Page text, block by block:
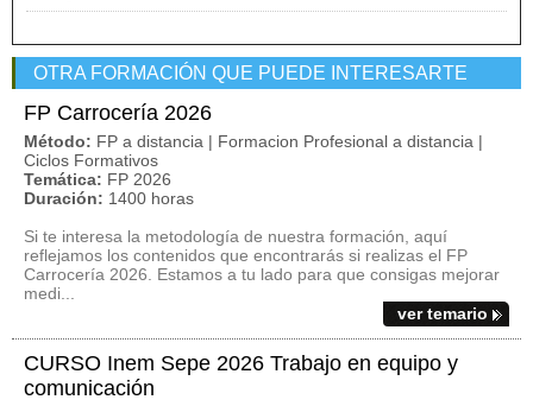
OTRA FORMACIÓN QUE PUEDE INTERESARTE
FP Carrocería 2026
Método: FP a distancia | Formacion Profesional a distancia |
Ciclos Formativos
Temática: FP 2026
Duración: 1400 horas
Si te interesa la metodología de nuestra formación, aquí
reflejamos los contenidos que encontrarás si realizas el FP
Carrocería 2026. Estamos a tu lado para que consigas mejorar
medi...
ver temario
CURSO Inem Sepe 2026 Trabajo en equipo y
comunicación